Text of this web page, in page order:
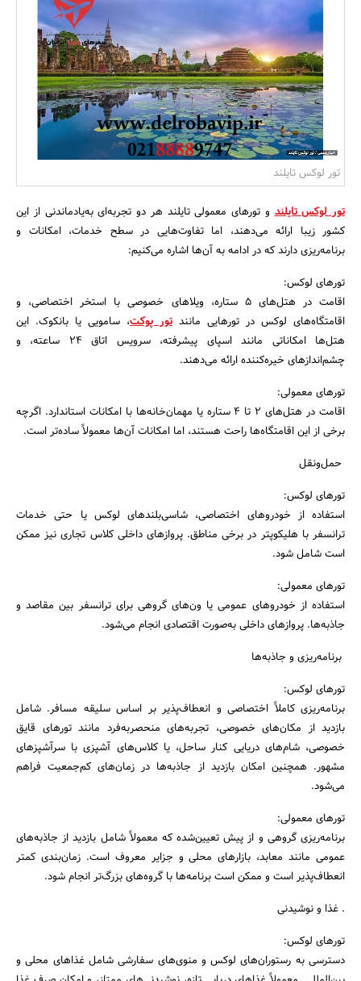
بانک، بیمه و سرمایه
مسکن و ساختمان
تور لوکس تایلند
تور لوکس تایلندو تورهای معمولی تایلند هر دو تجربه‌ای به‌یادماندنی از این
کشور زیبا ارائه می‌دهند، اما تفاوت‌هایی در سطح خدمات، امکانات و
برنامه‌ریزی دارند که در ادامه به آن‌ها اشاره می‌کنیم:
تورهای لوکس:
اقامت در هتل‌های 5 ستاره، ویلاهای خصوصی با استخر اختصاصی، و
اقامتگاه‌های لوکس در تورهایی مانند تور پوکت، سامویی یا بانکوک. این
هتل‌ها امکاناتی مانند اسپای پیشرفته، سرویس اتاق 24 ساعته، و
چشم‌اندازهای خیره‌کننده ارائه می‌دهند.
تورهای معمولی:
اقامت در هتل‌های 2 تا 4 ستاره یا مهمان‌خانه‌ها با امکانات استاندارد. اگرچه
برخی از این اقامتگاه‌ها راحت هستند، اما امکانات آن‌ها معمولاً ساده‌تر است.
حمل‌ونقل
تورهای لوکس:
استفاده از خودروهای اختصاصی، شاسی‌بلندهای لوکس یا حتی خدمات
ترانسفر با هلیکوپتر در برخی مناطق. پروازهای داخلی کلاس تجاری نیز ممکن
است شامل شود.
تورهای معمولی:
استفاده از خودروهای عمومی یا ون‌های گروهی برای ترانسفر بین مقاصد و
جاذبه‌ها. پروازهای داخلی به‌صورت اقتصادی انجام می‌شود.
برنامه‌ریزی و جاذبه‌ها
تورهای لوکس:
برنامه‌ریزی کاملاً اختصاصی و انعطاف‌پذیر بر اساس سلیقه مسافر. شامل
بازدید از مکان‌های خصوصی، تجربه‌های منحصربه‌فرد مانند تورهای قایق
خصوصی، شام‌های دریایی کنار ساحل، یا کلاس‌های آشپزی با سرآشپزهای
مشهور. همچنین امکان بازدید از جاذبه‌ها در زمان‌های کم‌جمعیت فراهم
می‌شود.
تورهای معمولی:
برنامه‌ریزی گروهی و از پیش تعیین‌شده که معمولاً شامل بازدید از جاذبه‌های
عمومی مانند معابد، بازارهای محلی و جزایر معروف است. زمان‌بندی کمتر
انعطاف‌پذیر است و ممکن است برنامه‌ها با گروه‌های بزرگ‌تر انجام شود.
. غذا و نوشیدنی
تورهای لوکس:
دسترسی به رستوران‌های لوکس و منوی‌های سفارشی شامل غذاهای محلی و